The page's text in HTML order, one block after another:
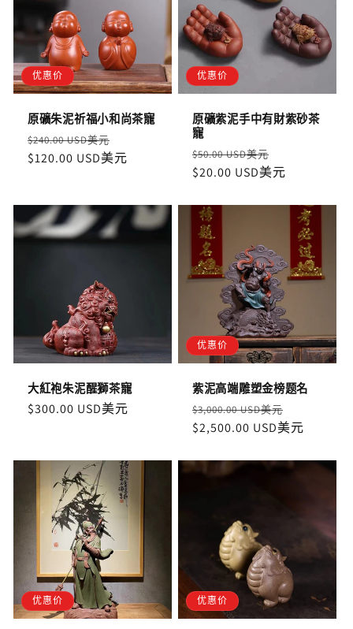
优惠价
原礦朱泥祈福小和尚茶寵
定
價
$240.00 USD美元
價
$120.00 USD美元
优惠价
原礦紫泥手中有財紫砂茶
寵
定
價
$50.00 USD美元
價
$20.00 USD美元
大紅袍朱泥醒獅茶寵
定
$300.00 USD美元
优惠价
紫泥高端雕塑金榜题名
定
價
$3,000.00 USD美元
價
$2,500.00 USD美元
优惠价 优惠价